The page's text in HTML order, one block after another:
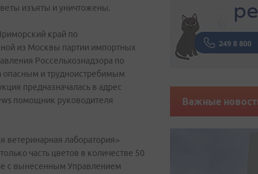
изъяты и уничтожены.
край по
из Москвы партии импортных
Россельхознадзора по
опасным и трудноистребимым
предназначалась в адрес
помощник руководителя
лаборатория»
часть цветов в количестве 50
с вынесенным Управлением
Важные